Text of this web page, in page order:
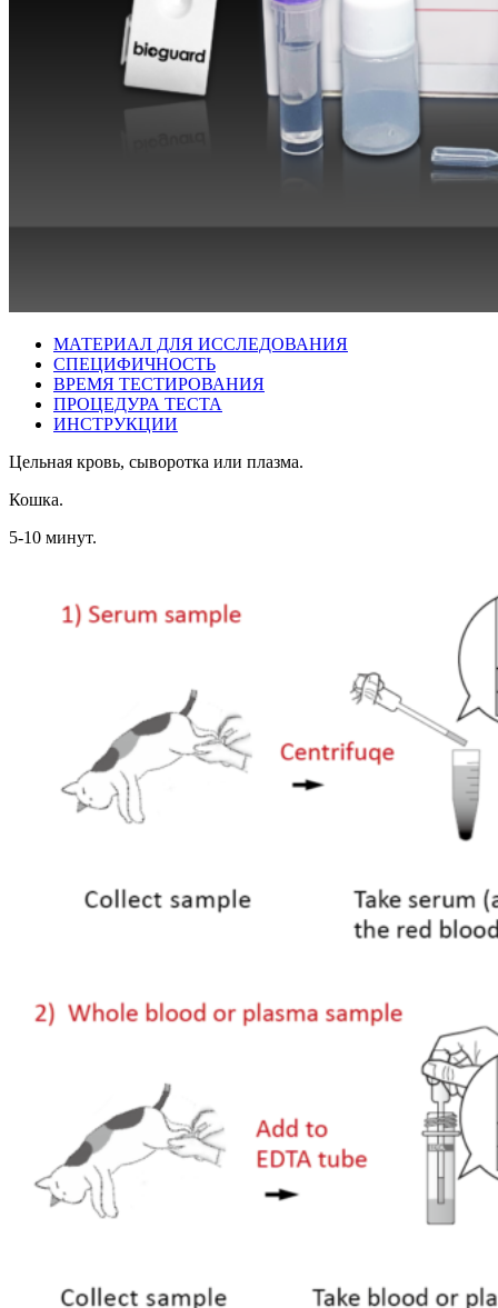
МАТЕРИАЛ ДЛЯ ИССЛЕДОВАНИЯ
СПЕЦИФИЧНОСТЬ
ВРЕМЯ ТЕСТИРОВАНИЯ
ПРОЦЕДУРА ТЕСТА
ИНСТРУКЦИИ
Цельная кровь, сыворотка или плазма.
Кошка.
5-10 минут.